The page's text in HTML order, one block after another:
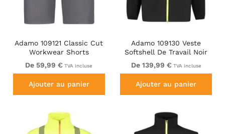
Adamo 109121 Classic Cut
Workwear Shorts
Graphite Grey
De 59,99 € TVA incluse
Ajouter au panier
Adamo 109130 Veste
Softshell De Travail Noir
De 139,99 € TVA incluse
Ajouter au panier